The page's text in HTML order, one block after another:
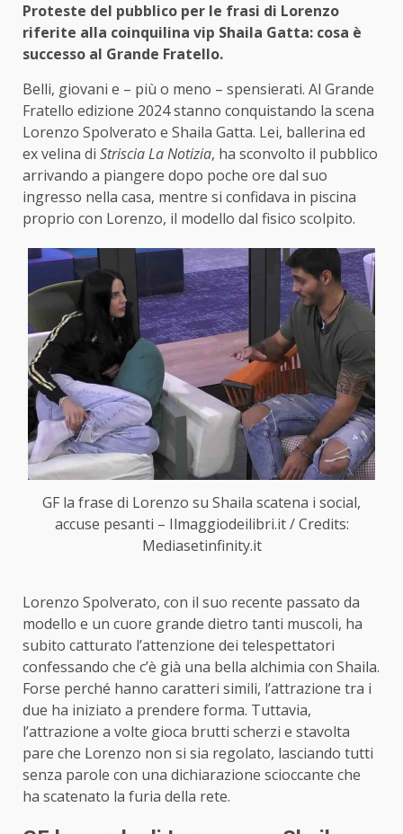
Proteste del pubblico per le frasi di Lorenzo
riferite alla coinquilina vip Shaila Gatta: cosa è
successo al Grande Fratello.
Belli, giovani e – più o meno – spensierati. Al Grande
Fratello edizione 2024 stanno conquistando la scena
Lorenzo Spolverato e Shaila Gatta. Lei, ballerina ed
ex velina di Striscia La Notizia, ha sconvolto il pubblico
arrivando a piangere dopo poche ore dal suo
ingresso nella casa, mentre si confidava in piscina
proprio con Lorenzo, il modello dal fisico scolpito.
GF la frase di Lorenzo su Shaila scatena i social,
accuse pesanti – Ilmaggiodeilibri.it / Credits:
Mediasetinfinity.it
Lorenzo Spolverato, con il suo recente passato da
modello e un cuore grande dietro tanti muscoli, ha
subito catturato l’attenzione dei telespettatori
confessando che c’è già una bella alchimia con Shaila.
Forse perché hanno caratteri simili, l’attrazione tra i
due ha iniziato a prendere forma. Tuttavia,
l’attrazione a volte gioca brutti scherzi e stavolta
pare che Lorenzo non si sia regolato, lasciando tutti
senza parole con una dichiarazione scioccante che
ha scatenato la furia della rete.